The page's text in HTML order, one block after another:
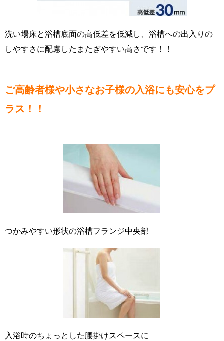
洗い場床と浴槽底面の高低差を低減し、浴槽への出入りの
しやすさに配慮したまたぎやすい高さです！！
ご高齢者様や小さなお子様の入浴にも安心をプ
ラス！！
つかみやすい形状の浴槽フランジ中央部
入浴時のちょっとした腰掛けスペースに